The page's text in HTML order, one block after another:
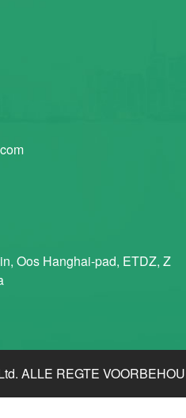
Oos Hanghai-pad, ETDZ, Z
ALLE REGTE VOORBEHOU